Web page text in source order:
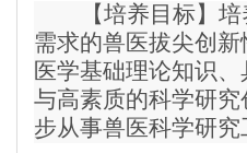
【培养目标】
需求的兽医拔尖创
医学基础理论知识
与高素质的科学研
步从事兽医科学研究